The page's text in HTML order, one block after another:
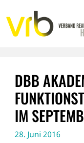
Inhalt
springen
DBB
IM
28. Juni 2016